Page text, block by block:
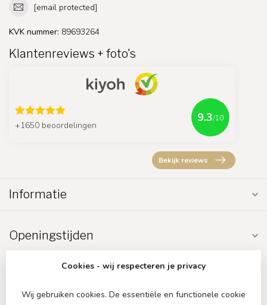
[email protected]
KVK nummer: 89693264
Klantenreviews + foto's
+1650 beoordelingen
9.3/10
Bekijk reviews
Informatie
Openingstijden
Cookies - wij respecteren je privacy
Wij gebruiken cookies. De essentiële en functionele cookie